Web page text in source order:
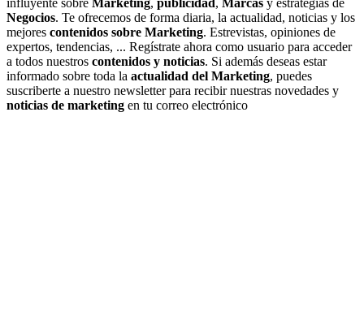
influyente sobre Marketing, publicidad , Marcas y estrategias de
Negocios. Te ofrecemos de forma diaria, la actualidad, noticias y los
mejores contenidos sobre Marketing. Estrevistas, opiniones de
expertos, tendencias, ... Regístrate ahora como usuario para acceder
a todos nuestros contenidos y noticias. Si además deseas estar
informado sobre toda la actualidad del Marketing, puedes
suscriberte a nuestro newsletter para recibir nuestras novedades y
noticias de marketing en tu correo electrónico